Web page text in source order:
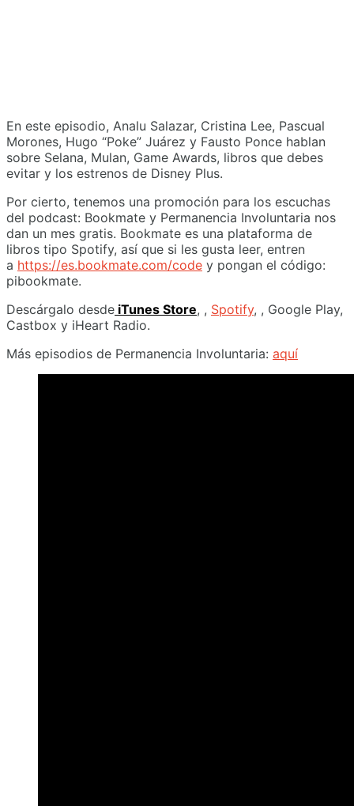
En este episodio, Analu Salazar, Cristina Lee, Pascual
Morones, Hugo “Poke” Juárez y Fausto Ponce hablan
sobre Selana, Mulan, Game Awards, libros que debes
evitar y los estrenos de Disney Plus.
Por cierto, tenemos una promoción para los escuchas
del podcast: Bookmate y Permanencia Involuntaria nos
dan un mes gratis. Bookmate es una plataforma de
libros tipo Spotify, así que si les gusta leer, entren
a https://es.bookmate.com/code y pongan el código:
pibookmate.
Descárgalo desde iTunes Store, , Spotify, , Google Play,
Castbox y iHeart Radio.
Más episodios de Permanencia Involuntaria: aquí